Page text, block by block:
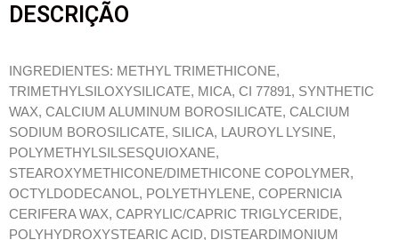
DESCRIÇÃO
INGREDIENTES: METHYL TRIMETHICONE,
TRIMETHYLSILOXYSILICATE, MICA, CI 77891, SYNTHETIC
WAX, CALCIUM ALUMINUM BOROSILICATE, CALCIUM
SODIUM BOROSILICATE, SILICA, LAUROYL LYSINE,
POLYMETHYLSILSESQUIOXANE,
STEAROXYMETHICONE/DIMETHICONE COPOLYMER,
OCTYLDODECANOL, POLYETHYLENE, COPERNICIA
CERIFERA WAX, CAPRYLIC/CAPRIC TRIGLYCERIDE,
POLYHYDROXYSTEARIC ACID, DISTEARDIMONIUM